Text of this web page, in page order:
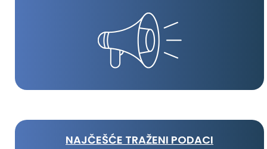
NAJČEŠĆE TRAŽENI PODACI